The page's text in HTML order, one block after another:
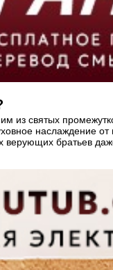
из святых
наслаждение
верующих братьев